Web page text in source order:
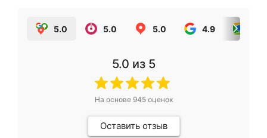
5.0 5.0 5.0 4.9
5.0 из 5
На основе 945оценок
Оставить отзыв